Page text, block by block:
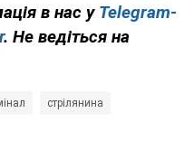
в нас у Telegram-
. Не ведіться на
стрілянина